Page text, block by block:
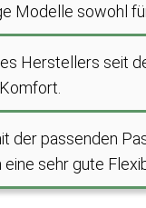
Modelle sowohl
Herstellers seit
der passenden
sehr gute